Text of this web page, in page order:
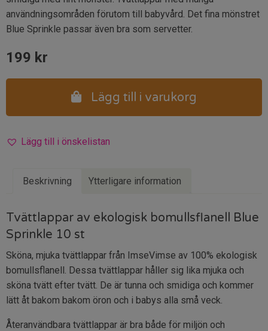
användningsområden förutom till babyvård. Det fina mönstret
Blue Sprinkle passar även bra som servetter.
199 kr
Lägg till i varukorg
Lägg till i önskelistan
Beskrivning Ytterligare information
Tvättlappar av ekologisk bomullsflanell Blue
Sprinkle 10 st
Sköna, mjuka tvättlappar från ImseVimse av 100% ekologisk
bomullsflanell. Dessa tvättlappar håller sig lika mjuka och
sköna tvätt efter tvätt. De är tunna och smidiga och kommer
lätt åt bakom bakom öron och i babys alla små veck.
Återanvändbara tvättlappar är bra både för miljön och